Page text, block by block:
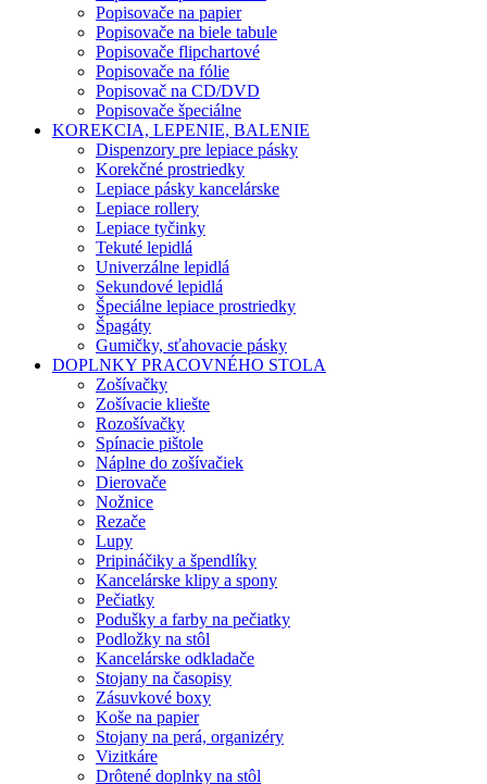
Popisovače na papier
Popisovače na biele tabule
Popisovače flipchartové
Popisovače na fólie
Popisovač na CD/DVD
Popisovače špeciálne
KOREKCIA, LEPENIE, BALENIE
Dispenzory pre lepiace pásky
Korekčné prostriedky
Lepiace pásky kancelárske
Lepiace rollery
Lepiace tyčinky
Tekuté lepidlá
Univerzálne lepidlá
Sekundové lepidlá
Špeciálne lepiace prostriedky
Špagáty
Gumičky, sťahovacie pásky
DOPLNKY PRACOVNÉHO STOLA
Zošívačky
Zošívacie kliešte
Rozošívačky
Spínacie pištole
Náplne do zošívačiek
Dierovače
Nožnice
Rezače
Lupy
Pripináčiky a špendlíky
Kancelárske klipy a spony
Pečiatky
Podušky a farby na pečiatky
Podložky na stôl
Kancelárske odkladače
Stojany na časopisy
Zásuvkové boxy
Koše na papier
Stojany na perá, organizéry
Vizitkáre
Drôtené doplnky na stôl